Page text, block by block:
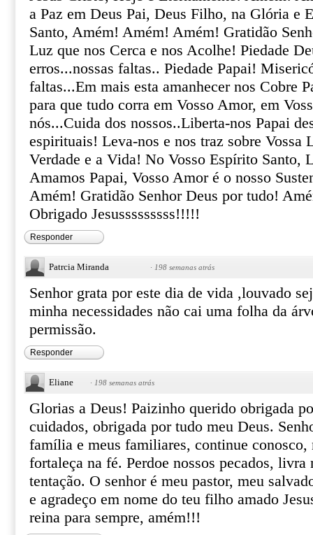
a Paz em Deus Pai, Deus Filho, na Glória e
Santo, Amém! Amém! Amém! Gratidão
Luz que nos Cerca e nos Acolhe! Piedade
erros...nossas faltas.. Piedade Papai!
faltas...Em mais esta amanhecer nos Cobre
para que tudo corra em Vosso Amor, em
nós...Cuida dos nossos..Liberta-nos Papai
espirituais! Leva-nos e nos traz sobre Vossa
Verdade e a Vida! No Vosso Espírito Santo,
Amamos Papai, Vosso Amor é o nosso
Amém! Gratidão Senhor Deus por tudo!
Obrigado Jesusssssssss!!!!!
Responder
Patrcia Miranda · 198 semanas atrás
Senhor grata por este dia de vida ,louvado
minha necessidades não cai uma folha da
permissão.
Responder
Eliane · 198 semanas atrás
Glorias a Deus! Paizinho querido obrigada
cuidados, obrigada por tudo meu Deus.
família e meus familiares, continue conosco,
fortaleça na fé. Perdoe nossos pecados, livra
tentação. O senhor é meu pastor, meu
e agradeço em nome do teu filho amado
reina para sempre, amém!!!